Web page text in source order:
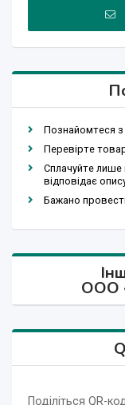
Познайомтеся з
Перевірте
Сплачуйте лише
відповідає
Бажано
ООО
Поділіться QR-